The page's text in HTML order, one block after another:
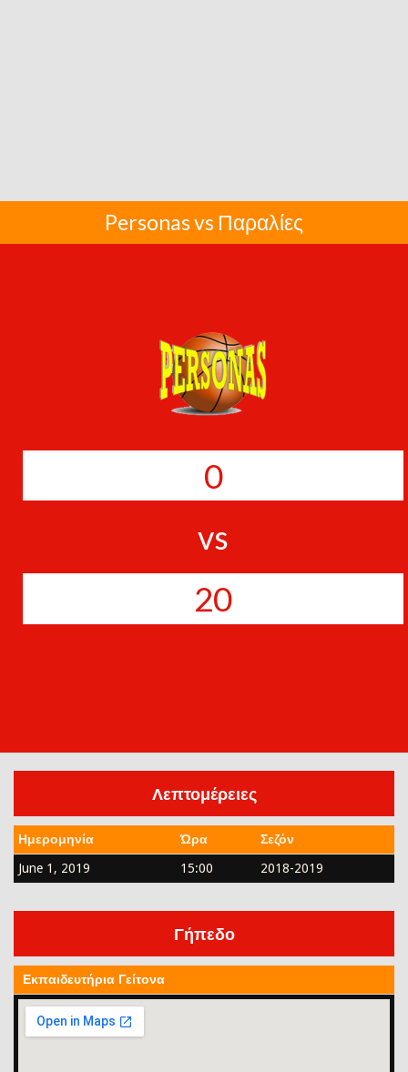
Personas vs Παραλίες
0
vs
20
Λεπτομέρειες
Ημερομηνία Ώρα
Σεζόν
June 1, 2019
15:00 2018-2019
Γήπεδο
Εκπαιδευτήρια Γείτονα